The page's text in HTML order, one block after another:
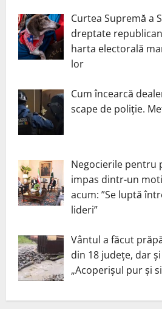
Curtea Supremă a
dreptate
harta electorală
lor
Cum încearcă
scape de poliție.
Negocierile pentru
impas dintr-un
acum: ”Se luptă
lideri”
Vântul a făcut
din 18 județe, dar
„Acoperișul pur și